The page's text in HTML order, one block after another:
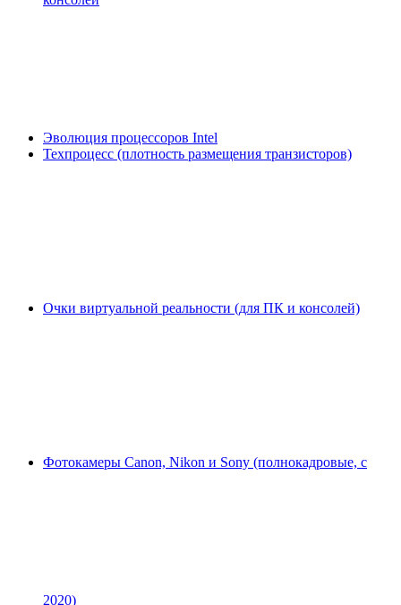
Эволюция процессоров Intel
Техпроцесс (плотность размещения транзисторов)
Очки виртуальной реальности (для ПК и консолей)
Фотокамеры Canon, Nikon и Sony (полнокадровые, с
2020)